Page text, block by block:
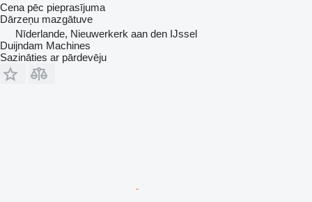
Cena pēc pieprasījuma
Dārzeņu mazgātuve
Nīderlande, Nieuwerkerk aan den IJssel
Duijndam Machines
Sazināties ar pārdevēju